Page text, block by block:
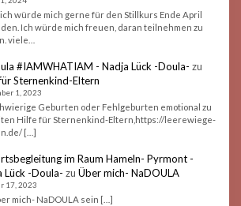
ich würde mich gerne für den Stillkurs Ende April
Ich würde mich freuen, daran teilnehmen zu
viele…
#IAMWHATIAM - Nadja Lück -Doula- zu
Sternenkind-Eltern
1, 2023
Geburten oder Fehlgeburten emotional zu
Hilfe für Sternenkind-Eltern,https://leerewiege-
[…]
im Raum Hameln- Pyrmont -
Lück -Doula- zuÜber mich- NaDOULA
17, 2023
mich- NaDOULA sein […]